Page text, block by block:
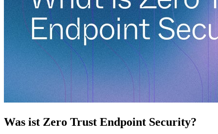
Was ist Zero Trust Endpoint Security?